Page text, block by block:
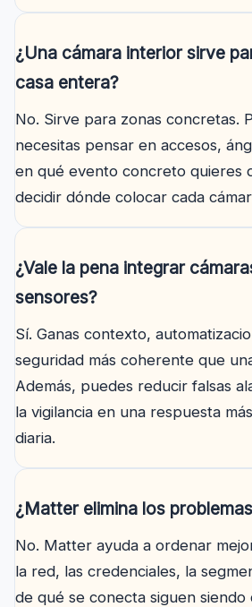
¿Una cámara interior sirve
casa entera?
No. Sirve para zonas concretas.
necesitas pensar en accesos,
en qué evento concreto quieres
decidir dónde colocar cada
¿Vale la pena integrar
sensores?
Sí. Ganas contexto,
seguridad más coherente que
Además, puedes reducir falsas
la vigilancia en una respuesta
diaria.
¿Matter elimina los
No. Matter ayuda a ordenar
la red, las credenciales, la
de qué se conecta siguen siendo